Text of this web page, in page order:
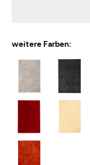
weitere Farben: